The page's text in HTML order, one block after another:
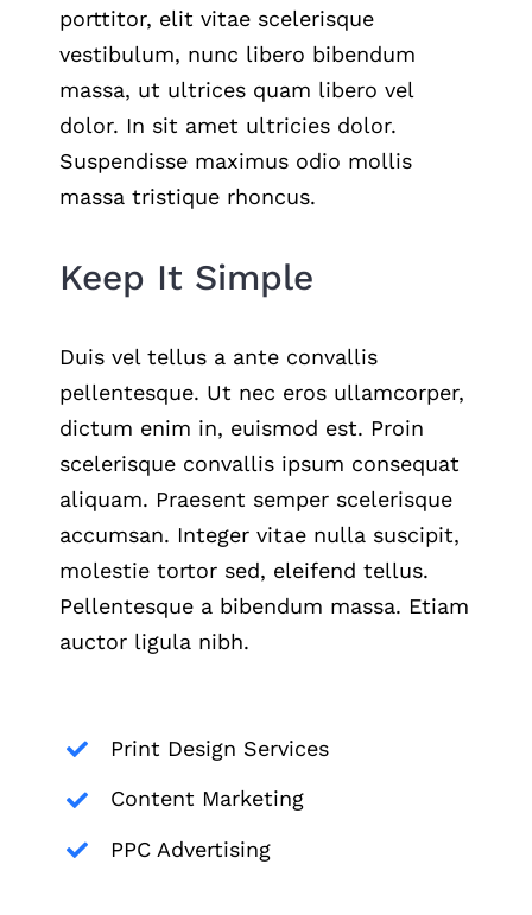
porttitor, elit vitae scelerisque
vestibulum, nunc libero bibendum
massa, ut ultrices quam libero vel
dolor. In sit amet ultricies dolor.
Suspendisse maximus odio mollis
massa tristique rhoncus.
Keep It Simple
Duis vel tellus a ante convallis
pellentesque. Ut nec eros ullamcorper,
dictum enim in, euismod est. Proin
scelerisque convallis ipsum consequat
aliquam. Praesent semper scelerisque
accumsan. Integer vitae nulla suscipit,
molestie tortor sed, eleifend tellus.
Pellentesque a bibendum massa. Etiam
auctor ligula nibh.
Print Design Services
Content Marketing
PPC Advertising